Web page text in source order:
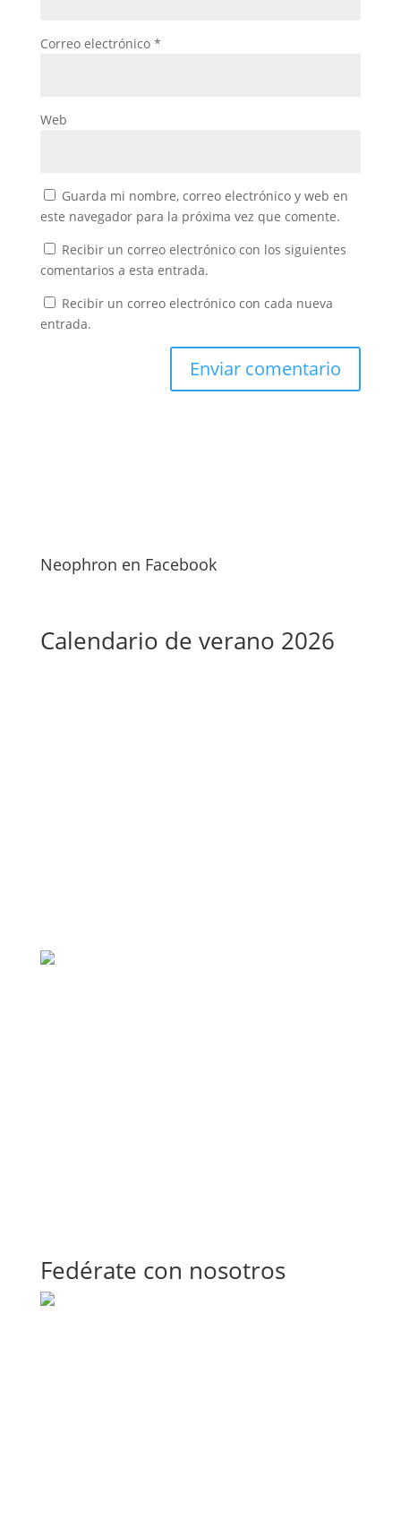
Correo electrónico *
Web
Guarda mi nombre, correo electrónico y web en
este navegador para la próxima vez que comente.
Recibir un correo electrónico con los siguientes
comentarios a esta entrada.
Recibir un correo electrónico con cada nueva
entrada.
Neophron en Facebook
Calendario de verano 2026
Fedérate con nosotros